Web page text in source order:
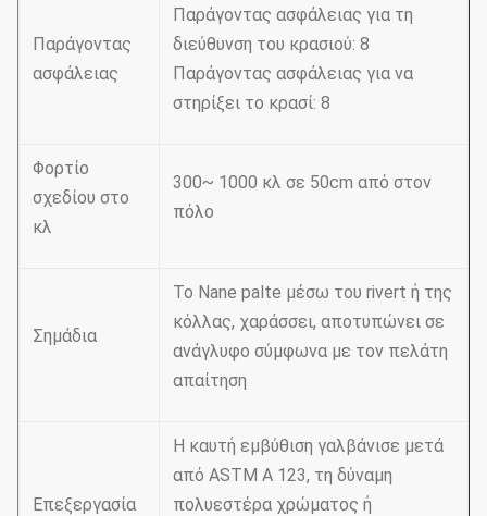
Παράγοντας
ασφάλειας
Παράγοντας ασφάλειας για τη
διεύθυνση του κρασιού: 8
Παράγοντας ασφάλειας για να
στηρίξει το κρασί: 8
Φορτίο
σχεδίου στο
κλ
300~ 1000 κλ σε 50cm από στον
πόλο
Σημάδια
Το Nane palte μέσω του rivert ή της
κόλλας, χαράσσει, αποτυπώνει σε
ανάγλυφο σύμφωνα με τον πελάτη
απαίτηση
Επεξεργασία
Η καυτή εμβύθιση γαλβάνισε μετά
από ASTM Α 123, τη δύναμη
πολυεστέρα χρώματος ή